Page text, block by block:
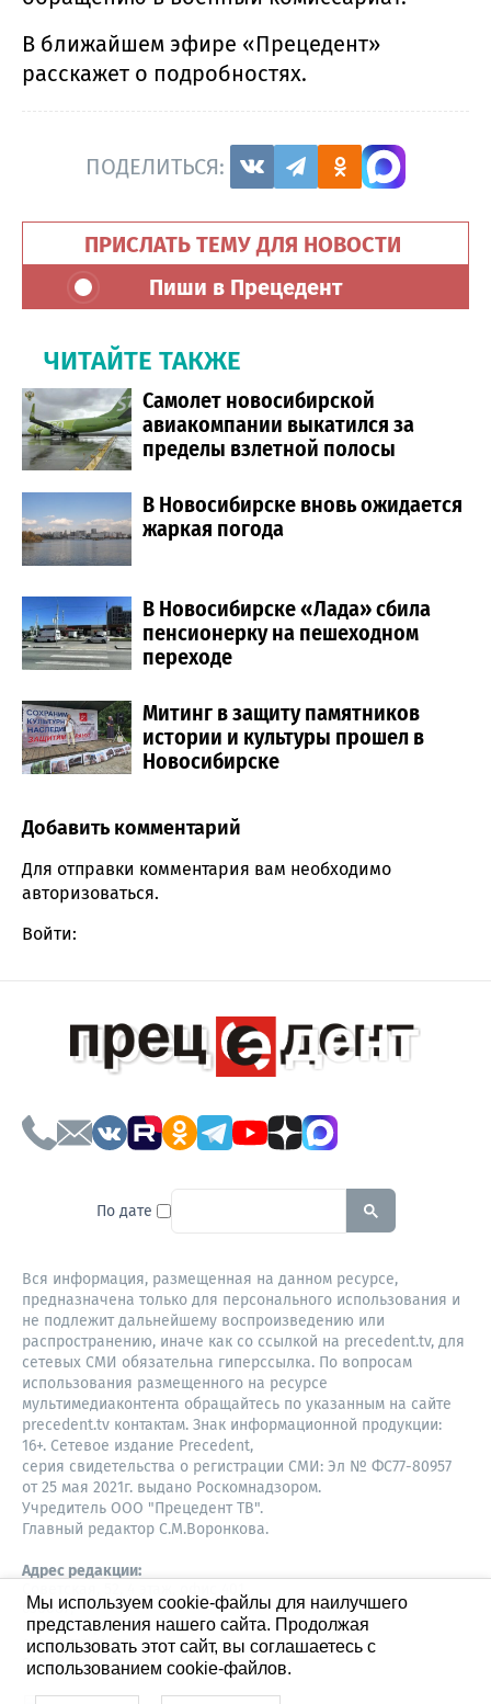
В ближайшем эфире «Прецедент»
расскажет о подробностях.
ПОДЕЛИТЬСЯ:
ПРИСЛАТЬ ТЕМУ ДЛЯ НОВОСТИ
Пиши в Прецедент
ЧИТАЙТЕ ТАКЖЕ
Самолет новосибирской
авиакомпании выкатился за
пределы взлетной полосы
В Новосибирске вновь ожидается
жаркая погода
В Новосибирске «Лада» сбила
пенсионерку на пешеходном
переходе
Митинг в защиту памятников
истории и культуры прошел в
Новосибирске
Comment section
Добавить комментарий
Для отправки комментария вам необходимо
авторизоваться.
Войти:
По дате To search this site, enter a
Вся информация, размещенная на данном ресурсе,
предназначена только для персонального использования и
не подлежит дальнейшему воспроизведению или
распространению, иначе как со ссылкой на precedent.tv, для
сетевых СМИ обязательна гиперссылка. По вопросам
использования размещенного на ресурсе
мультимедиаконтента обращайтесь по указанным на сайте
precedent.tv контактам. Знак информационной продукции:
16+. Сетевое издание Precedent,
серия свидетельства о регистрации СМИ: Эл № ФС77-80957
от 25 мая 2021г. выдано Роскомнадзором.
Учредитель ООО "Прецедент ТВ".
Главный редактор С.М.Воронкова.
Адрес редакции:
630087,
Новосибирск
8-960-779-12-96,
S.Voronkova@precedent.tv
Мы используем cookie-файлы для наилучшего
представления нашего сайта. Продолжая
использовать этот сайт, вы соглашаетесь с
использованием cookie-файлов.